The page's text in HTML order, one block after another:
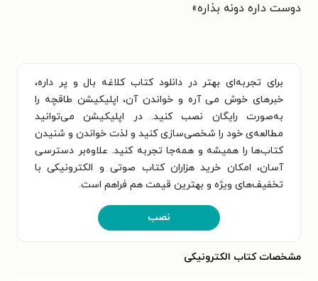
دوست داره دونه بذاره»
برای تجربه‌ای بهتر در دانلود کتاب کلاغه بال و پر داره،
خبرهای خوش می آره و خواندن آن، اپلیکیشن طاقچه را
به‌صورت رایگان نصب کنید. در اپلیکیشن می‌توانید
مطالعه‌ی خود را شخصی‌سازی کنید و لذت خواندن و شنیدن
کتاب‌ها را همیشه و همه‌جا تجربه کنید. علاوه‌بر دسترسی
آسان، امکان خرید هزاران کتاب صوتی و الکترونیکی با
تخفیف‌های ویژه و بهترین قیمت هم فراهم است.
نصب
مشخصات کتاب الکترونیکی